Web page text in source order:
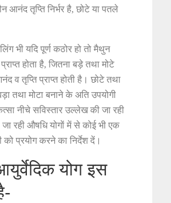
आनंद तृप्ति निर्भर है, छोटे या पतले
भी यदि पूर्ण कठोर हो तो मैथुन
होता है, जितना बड़े तथा मोटे
व तृप्ति प्राप्त होती है। छोटे तथा
तथा मोटा बनाने के अति उपयोगी
नीचे सविस्तार उल्लेख की जा रही
रही औषधि योगों में से कोई भी एक
को प्रयोग करने का निर्देश दें।
योग इस